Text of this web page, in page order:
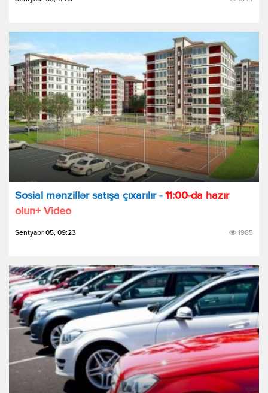
Sosial mənzillər satışa çıxarılır - 11:00-da hazır
olun+ Video
Sentyabr 05, 09:23 1985